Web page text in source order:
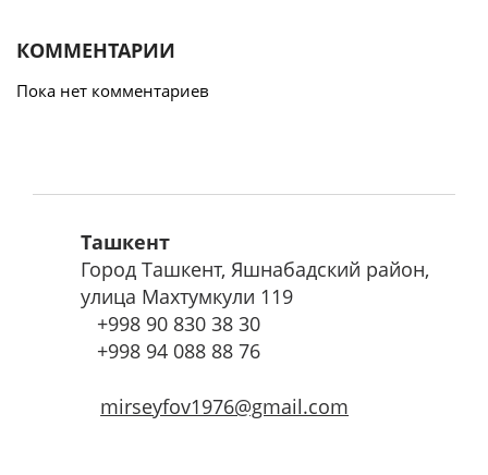
КОММЕНТАРИИ
Пока нет комментариев
Ташкент
Город Ташкент, Яшнабадский район,
улица Махтумкули 119
+998 90 830 38 30
+998 94 088 88 76
mirseyfov1976@gmail.com